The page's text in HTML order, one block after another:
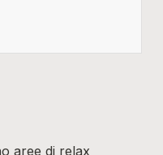
aree di relax